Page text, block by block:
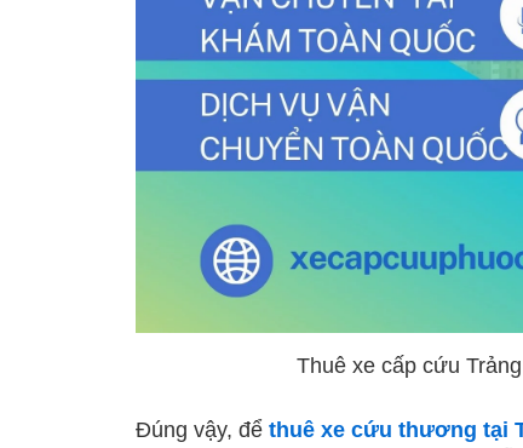
Thuê xe cấp cứu
Đúng vậy, để thuê xe cứu thương tại